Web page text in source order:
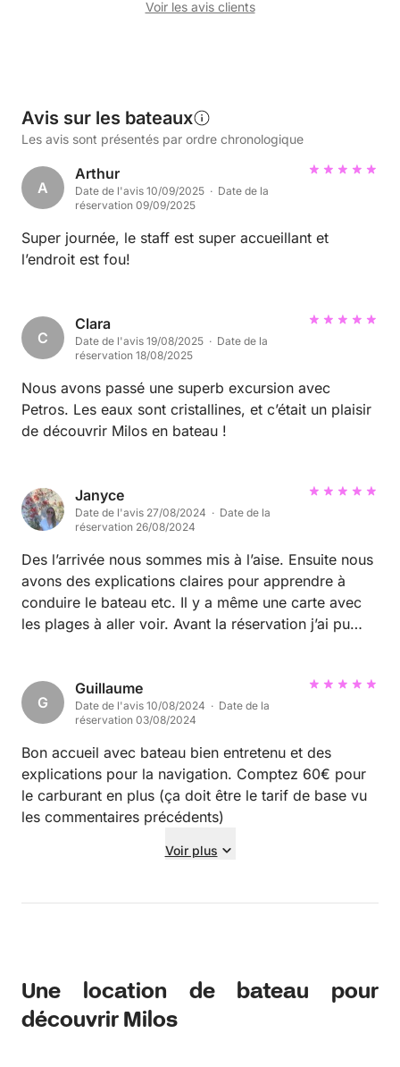
Voir les avis clients
Avis sur les bateaux
Les avis sont présentés par ordre chronologique
A
Arthur
Date de l'avis 10/09/2025 · Date de la
réservation 09/09/2025
Super journée, le staff est super accueillant et
l’endroit est fou!
C
Clara
Date de l'avis 19/08/2025 · Date de la
réservation 18/08/2025
Nous avons passé une superb excursion avec
Petros. Les eaux sont cristallines, et c’était un plaisir
de découvrir Milos en bateau !
Janyce
Date de l'avis 27/08/2024 · Date de la
réservation 26/08/2024
Des l’arrivée nous sommes mis à l’aise. Ensuite nous
avons des explications claires pour apprendre à
conduire le bateau etc. Il y a même une carte avec
les plages à aller voir. Avant la réservation j’ai pu
revenons sur l’île nous repasserons par lui et son
frère ! Ils sont tres sympa et la bateau super !
G
Guillaume
Date de l'avis 10/08/2024 · Date de la
réservation 03/08/2024
Bon accueil avec bateau bien entretenu et des
explications pour la navigation. Comptez 60€ pour
le carburant en plus (ça doit être le tarif de base vu
les commentaires précédents)
Voir plus
Une location de bateau pour
découvrir Milos